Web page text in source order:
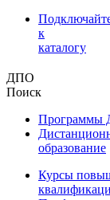
к
каталогу
ДПО
Поиск
Программы
образование
Курсы